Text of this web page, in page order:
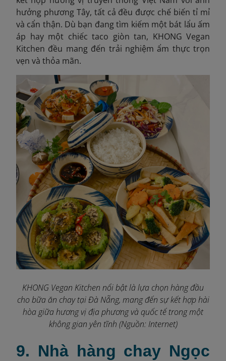
hưởng phương Tây, tất cả đều được chế biến tỉ mỉ
và cẩn thận. Dù bạn đang tìm kiếm một bát lẩu ấm
áp hay một chiếc taco giòn tan, KHONG Vegan
Kitchen đều mang đến trải nghiệm ẩm thực trọn
vẹn và thỏa mãn.
KHONG Vegan Kitchen nổi bật là lựa chọn hàng đầu
cho bữa ăn chay tại Đà Nẵng, mang đến sự kết hợp hài
hòa giữa hương vị địa phương và quốc tế trong một
không gian yên tĩnh (Nguồn: Internet)
9. Nhà hàng chay Ngọc